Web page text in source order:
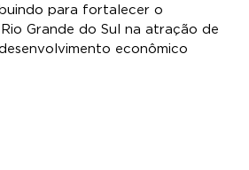
para fortalecer o
Grande do Sul na atração de
econômico